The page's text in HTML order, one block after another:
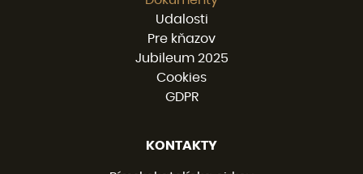
Udalosti
Pre kňazov
Jubileum 2025
Cookies
GDPR
KONTAKTY